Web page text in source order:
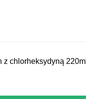
z chlorheksydyną 220ml